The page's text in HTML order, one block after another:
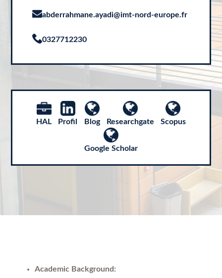
abderrahmane.ayadi@imt-nord-europe.fr
0327712230
HAL Profil Blog Researchgate Scopus
Google Scholar
Academic Background: